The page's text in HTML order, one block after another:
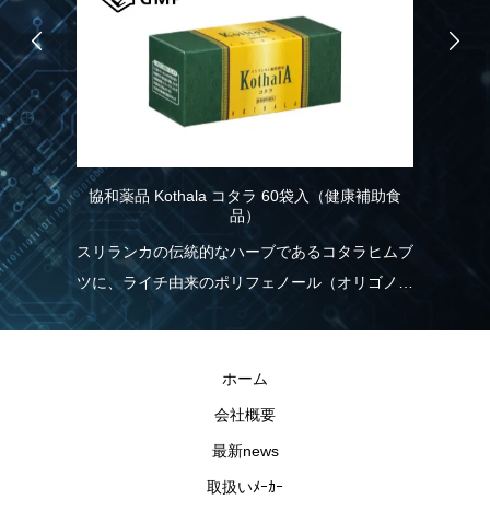
協和薬品 Kothala コタラ 60袋入（健康補助食
品）
スリランカの伝統的なハーブであるコタラヒムブ
ツに、ライチ由来のポリフェノール（オリゴノー
ル）を配合！食生活の乱れが気になる方を応援し
れ
現
ホーム
会社概要
最新news
取扱いﾒｰｶｰ